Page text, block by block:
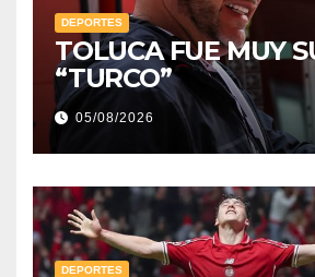
DEPORTES
TOLUCA FUE MUY
“TURCO”
05/08/2026
DEPORTES